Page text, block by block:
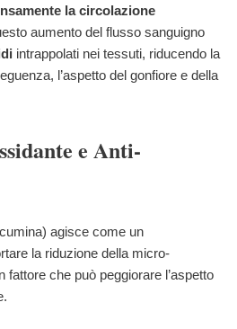
la circolazione
aumento del flusso sanguigno
intrappolati nei tessuti, riducendo la
l’aspetto del gonfiore e della
e Anti-
agisce come un
la riduzione della micro-
fattore che può peggiorare l’aspetto